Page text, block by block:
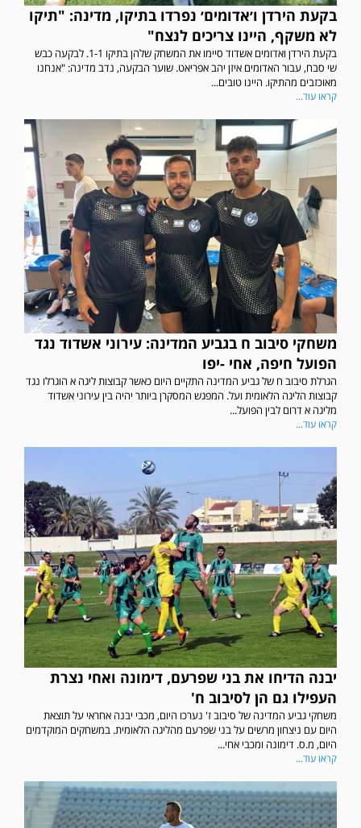
בקעת הירדן ו׳אדומים׳ נפרדו בתיקו, מדינה: "תיקו
לא משקף, היינו צריכים לנצח"
בקעת הירדן ואדומים אשדוד סיימו את המשחק שלהן בתיקו 1-1. לבקעה כבש
שי סבח, עבור האדומים איזן יהב אפריאט. שוער הבקעה, נדב מדינה: "אנחנו
מאוכזבים מהתיקו. היינו טובים...
קראו עוד...
משחקי סיבוב ח בגביע המדינה: עירוני אשדוד נגד
הפועל חיפה, אחי -יפו
הגרלת סיבוב ח של גביע המדינה התקיים היום כאשר קבוצות ליגה א הוגרלו נגד
קבוצות הליגה הלאומית ועל. המפגש המסקרן ביותר יהיה בין עירוני אשדוד
מליגה א דרום לבין הפועל...
קראו עוד...
יבנה הדיחו את בני שפרעם, דימונה ואחי נצרת
העפילו גם הן לסיבוב ח'
משחקי גביע המדינה של סיבוב ז' נערכו היום, מכבי יבנה אחראי על תוצאת
היום עם ניצחון מרשים על בני שפרעם מהליגה הלאומית. במשחקים המוקדמים
היום, מ.ס. דימונה ומכבי אחי...
קראו עוד...